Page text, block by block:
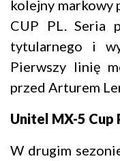
kolejny markowy
CUP PL. Seria
tytularnego i
Pierwszy linię
przed Arturem
Unitel MX-5 Cup
W drugim